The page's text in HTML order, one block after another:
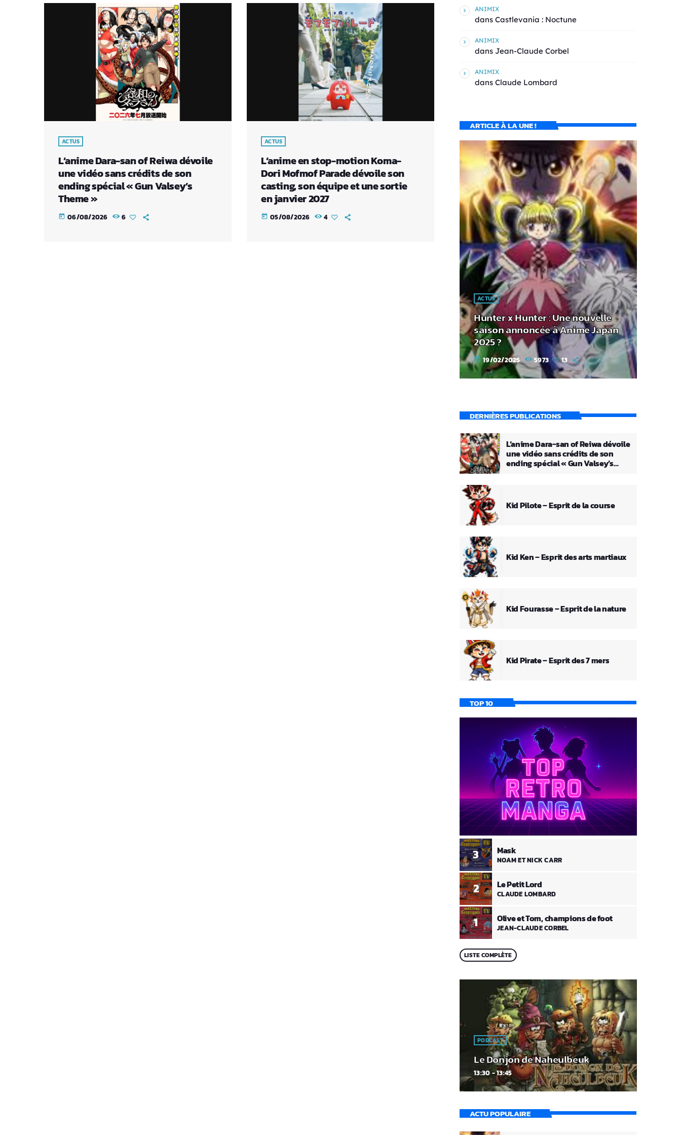
ACTUS
L’anime Dara-san of Reiwa dévoile
une vidéo sans crédits de son
ending spécial « Gun Valsey’s
Theme »
today 06/08/2026 6
ACTUS
L’anime en stop-motion Koma-
Dori Mofmof Parade dévoile son
casting, son équipe et une sortie
en janvier 2027
today 05/08/2026 4
ANIMIX
dans Castlevania : Noctune
ANIMIX
dans Jean-Claude Corbel
ANIMIX
dans Claude Lombard
ARTICLE À LA UNE !
ACTUS
Hunter x Hunter : Une nouvelle
saison annoncée à Anime Japan
2025 ?
today 19/02/2025 5973 13
DERNIÈRES PUBLICATIONS
L’anime Dara-san of Reiwa dévoile
une vidéo sans crédits de son
ending spécial « Gun Valsey’s
Kid Pilote – Esprit de la course
Kid Ken – Esprit des arts martiaux
Kid Fourasse – Esprit de la nature
Kid Pirate – Esprit des 7 mers
TOP 10
1 Olive et Tom, champions de foot
JEAN-CLAUDE CORBEL
2 Le Petit Lord
CLAUDE LOMBARD
3 Mask
NOAM ET NICK CARR
LISTE COMPLÈTE
PODCAST
Le Donjon de Naheulbeuk
13:30 - 13:45
ACTU POPULAIRE